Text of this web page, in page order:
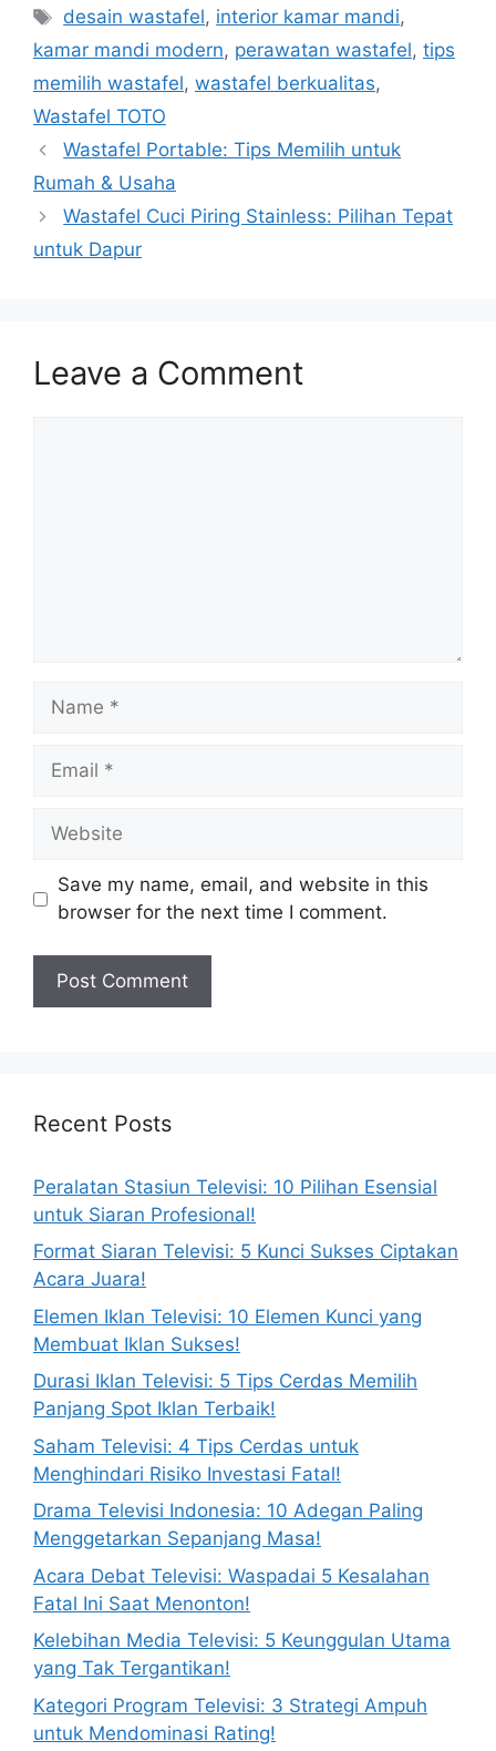
Tags
desain wastafel, interior kamar mandi,
kamar mandi modern, perawatan wastafel, tips
memilih wastafel, wastafel berkualitas,
Wastafel TOTO
Wastafel Portable: Tips Memilih untuk
Rumah & Usaha
Wastafel Cuci Piring Stainless: Pilihan Tepat
untuk Dapur
Leave a Comment
Name
Email
Website
Save my name, email, and website in this
browser for the next time I comment.
Recent Posts
Peralatan Stasiun Televisi: 10 Pilihan Esensial
untuk Siaran Profesional!
Format Siaran Televisi: 5 Kunci Sukses Ciptakan
Acara Juara!
Elemen Iklan Televisi: 10 Elemen Kunci yang
Membuat Iklan Sukses!
Durasi Iklan Televisi: 5 Tips Cerdas Memilih
Panjang Spot Iklan Terbaik!
Saham Televisi: 4 Tips Cerdas untuk
Menghindari Risiko Investasi Fatal!
Drama Televisi Indonesia: 10 Adegan Paling
Menggetarkan Sepanjang Masa!
Acara Debat Televisi: Waspadai 5 Kesalahan
Fatal Ini Saat Menonton!
Kelebihan Media Televisi: 5 Keunggulan Utama
yang Tak Tergantikan!
Kategori Program Televisi: 3 Strategi Ampuh
untuk Mendominasi Rating!